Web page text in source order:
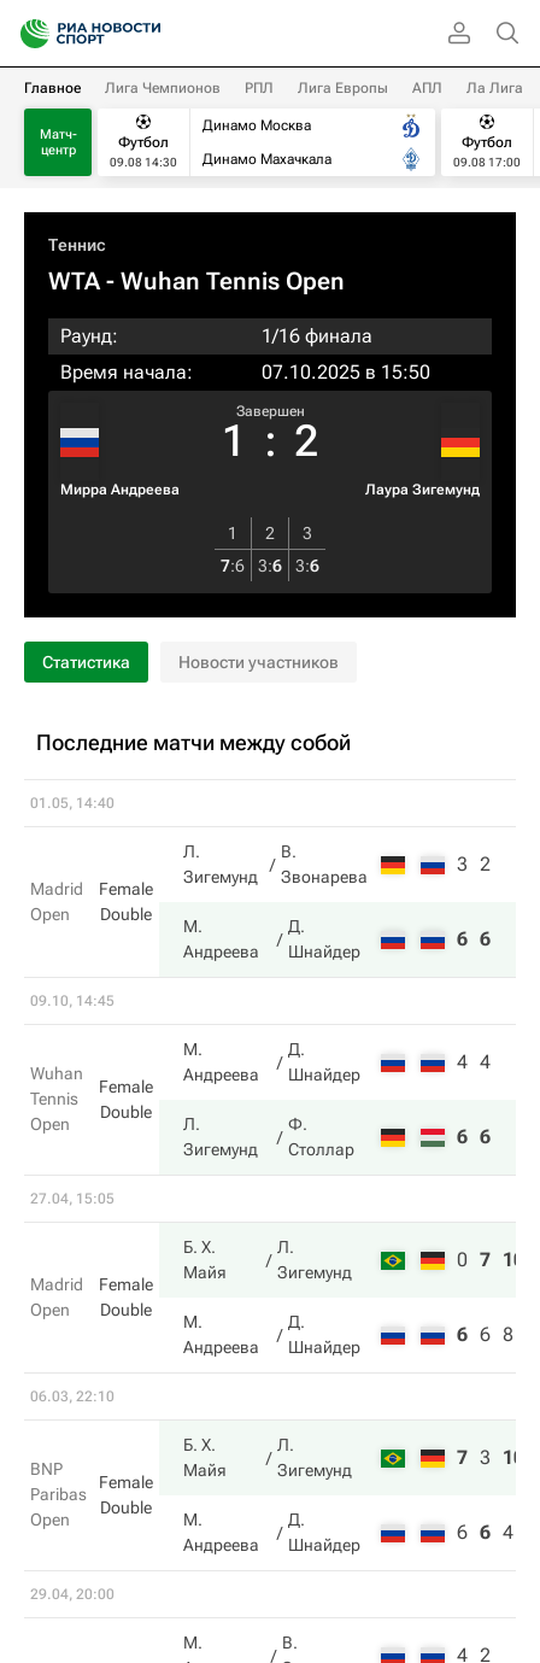
Главное Лига Чемпионов РПЛ Лига Европы АПЛ Ла Лига
Матч-
центр
Футбол
09.08 14:30
Динамо Москва
Динамо Махачкала
Футбол
09.08 17:00
Теннис
WTA- Wuhan Tennis Open
Раунд:
1/16 финала
Время начала:
07.10.2025 в 15:50
Мирра Андреева
Завершен
1 : 2
Лаура Зигемунд
1 2
3
7:6 3:6 3:6
Статистика Новости участников
Последние матчи между собой
01.05, 14:40
Madrid
Open
Female
Double
Л.
Зигемунд
В.
Звонарева
3 2
М.
Андреева
Д.
Шнайдер
6 6
09.10, 14:45
Wuhan
Tennis
Open
Female
Double
М.
Андреева
Д.
Шнайдер
4 4
Л.
Зигемунд
Ф.
Столлар
6 6
27.04, 15:05
Madrid
Open
Female
Double
Б. Х.
Майя
Л.
Зигемунд
0 7 10
М.
Андреева
Д.
Шнайдер
6 6 8
06.03, 22:10
BNP
Paribas
Open
Female
Double
Б. Х.
Майя
Л.
Зигемунд
7 3 10
М.
Андреева
Д.
Шнайдер
6 6 4
29.04, 20:00
М.
В.
4 2